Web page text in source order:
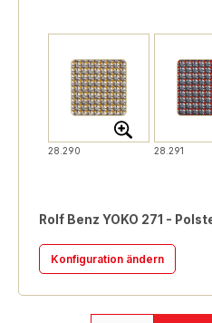
28.290 28.291
Rolf Benz YOKO 271 -
Konfiguration ändern